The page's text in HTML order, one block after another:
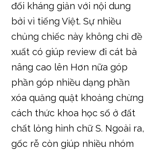
đối kháng giản với nội dung
bởi vì tiếng Việt. Sự nhiều
chủng chiếc này không chỉ đề
xuất có giúp review đi cát bà
nâng cao lên Hơn nữa góp
phần góp nhiều dạng phần
xóa quăng quật khoảng chừng
cách thức khoa học số ở đất
chất lỏng hình chữ S. Ngoài ra,
gốc rễ còn giúp nhiều nhóm